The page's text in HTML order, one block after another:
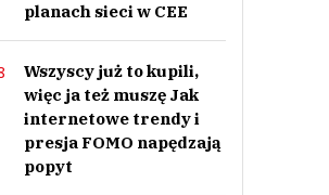
planach sieci w CEE
Wszyscy już to kupili,
więc ja też muszę Jak
internetowe trendy i
presja FOMO napędzają
popyt